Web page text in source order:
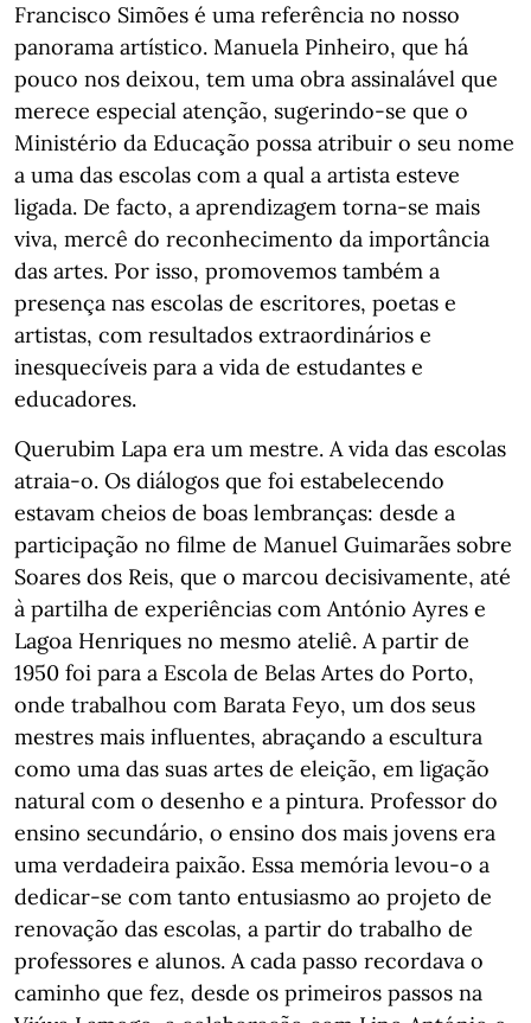
Francisco Simões é uma referência no nosso
panorama artístico. Manuela Pinheiro, que há
pouco nos deixou, tem uma obra assinalável que
merece especial atenção, sugerindo-se que o
Ministério da Educação possa atribuir o seu nome
a uma das escolas com a qual a artista esteve
ligada. De facto, a aprendizagem torna-se mais
viva, mercê do reconhecimento da importância
das artes. Por isso, promovemos também a
presença nas escolas de escritores, poetas e
artistas, com resultados extraordinários e
inesquecíveis para a vida de estudantes e
educadores.
Querubim Lapa era um mestre. A vida das escolas
atraia-o. Os diálogos que foi estabelecendo
estavam cheios de boas lembranças: desde a
participação no filme de Manuel Guimarães sobre
Soares dos Reis, que o marcou decisivamente, até
à partilha de experiências com António Ayres e
Lagoa Henriques no mesmo ateliê. A partir de
1950 foi para a Escola de Belas Artes do Porto,
onde trabalhou com Barata Feyo, um dos seus
mestres mais influentes, abraçando a escultura
como uma das suas artes de eleição, em ligação
natural com o desenho e a pintura. Professor do
ensino secundário, o ensino dos mais jovens era
uma verdadeira paixão. Essa memória levou-o a
dedicar-se com tanto entusiasmo ao projeto de
renovação das escolas, a partir do trabalho de
professores e alunos. A cada passo recordava o
caminho que fez, desde os primeiros passos na